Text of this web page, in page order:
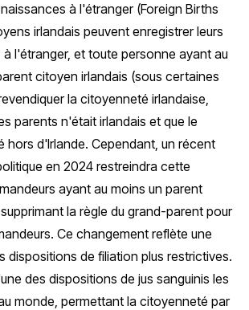
à l'étranger (Foreign Births
irlandais peuvent enregistrer leurs
l'étranger, et toute personne ayant au
citoyen irlandais (sous certaines
la citoyenneté irlandaise,
parents n'était irlandais et que le
hors d'Irlande. Cependant, un récent
en 2024 restreindra cette
ayant au moins un parent
la règle du grand-parent pour
Ce changement reflète une
dispositions de filiation plus restrictives.
des dispositions de jus sanguinis les
monde, permettant la citoyenneté par